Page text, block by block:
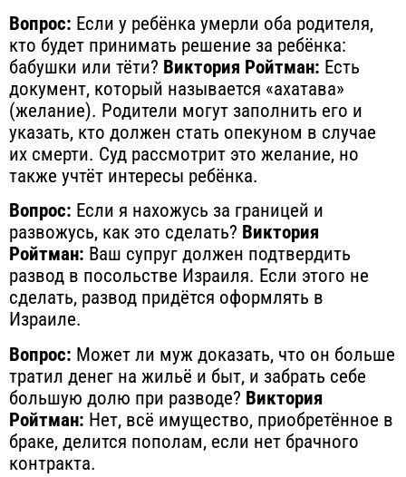
Вопрос: Если у ребёнка умерли оба родителя,
кто будет принимать решение за ребёнка:
бабушки или тёти? Виктория Ройтман: Есть
документ, который называется «ахатава»
(желание). Родители могут заполнить его и
указать, кто должен стать опекуном в случае
их смерти. Суд рассмотрит это желание, но
также учтёт интересы ребёнка.
Вопрос: Если я нахожусь за границей и
развожусь, как это сделать? Виктория
Ройтман: Ваш супруг должен подтвердить
развод в посольстве Израиля. Если этого не
сделать, развод придётся оформлять в
Израиле.
Вопрос: Может ли муж доказать, что он больше
тратил денег на жильё и быт, и забрать себе
большую долю при разводе? Виктория
Ройтман: Нет, всё имущество, приобретённое в
браке, делится пополам, если нет брачного
контракта.